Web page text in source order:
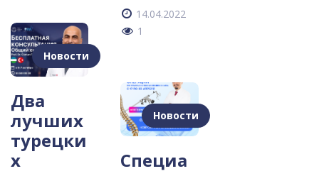
Новости
Два
лучших
турецки
х
14.04.2022
1
Новости
Специа